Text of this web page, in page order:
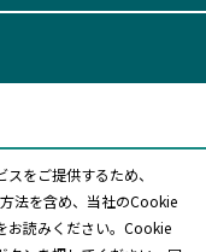
町1071番地
表）
をご提供するため、
法を含め、当社のCookie
お読みください。Cookie